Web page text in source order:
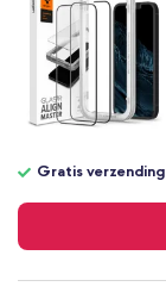
Gratis verzending
verzending